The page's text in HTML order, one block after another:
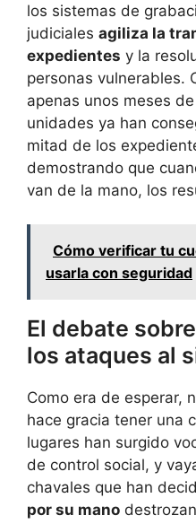
los sistemas de
judiciales agiliza la
expedientes y la
personas vulnerables.
apenas unos meses
unidades ya han
mitad de los
demostrando que
van de la mano, los
Cómo verificar tu
usarla con seguridad
El debate
los ataques al
Como era de esperar,
hace gracia tener una
lugares han surgido
de control social, y
chavales que han
por su mano